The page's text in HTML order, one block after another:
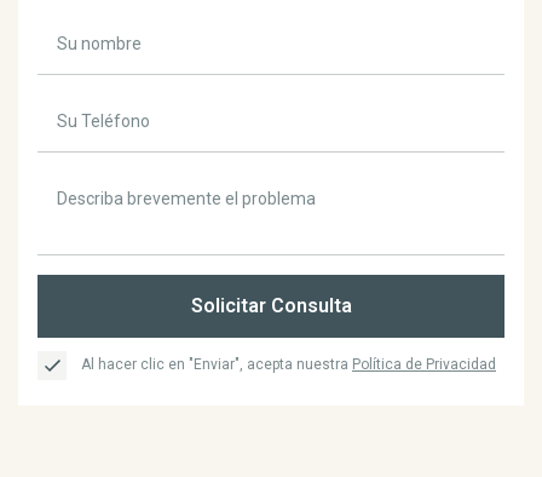
Solicitar Consulta
Al hacer clic en "Enviar", acepta nuestra Política de Privacidad